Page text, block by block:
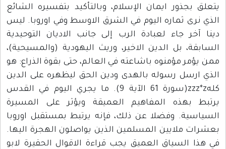
يتعلق بجذور ايمان الإسلام، وبالتأكيد بتفسيره الشائع
الذي نرى ثماره اليوم في الشرق الاوسط وفي اوروبا. ليس
دينا آخر جاء لعبادة الرب إلى جانب الاديان التوحيدية
السابقة، بل الدين الاخير، وريث اليهودية (والمسيحية)،
ممن يؤمر مؤمنوه باشاعته في العالم، حتى بقوة الذراع: هو
الذي ارسل رسوله بالهدى ودين الحق ليظهره على الدين
كلهzzz*z(سورة 61 الآية 9). ما يجري اليوم في القدس
يرتبط بهذه المفاهيم العميقة ويؤثر على المسيرة
السياسية. وفضلا عن ذلك، فإنه يرتبط بمستقبل اوروبا
بعشرات ملايين المسلمين الذين يواصلون الهجرة اليها.
في هذا السياق العميق يجب قراءة الاقوال الحقيرة لابو